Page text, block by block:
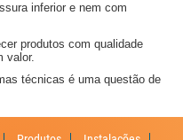
inferior e nem com
produtos com qualidade
valor.
técnicas é uma questão de